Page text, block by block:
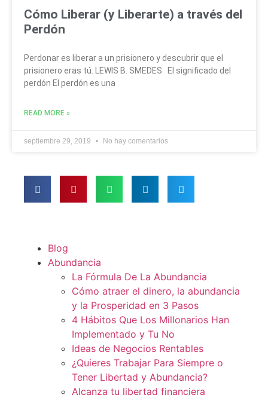
Cómo Liberar (y Liberarte) a través del
Perdón
Perdonar es liberar a un prisionero y descubrir que el
prisionero eras tú. LEWIS B. SMEDES El significado del
perdón El perdón es una
READ MORE »
septiembre 29, 2019 No hay comentarios
Blog
Abundancia
La Fórmula De La Abundancia
Cómo atraer el dinero, la abundancia
y la Prosperidad en 3 Pasos
4 Hábitos Que Los Millonarios Han
Implementado y Tu No
Ideas de Negocios Rentables
¿Quieres Trabajar Para Siempre o
Tener Libertad y Abundancia?
Alcanza tu libertad financiera